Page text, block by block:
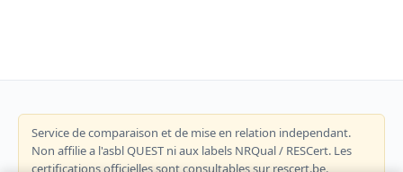
Service de comparaison et de mise en relation independant.
Non affilie a l'asbl QUEST ni aux labels NRQual / RESCert. Les
certifications officielles sont consultables sur rescert.be.